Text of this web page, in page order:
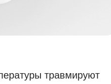
травмируют